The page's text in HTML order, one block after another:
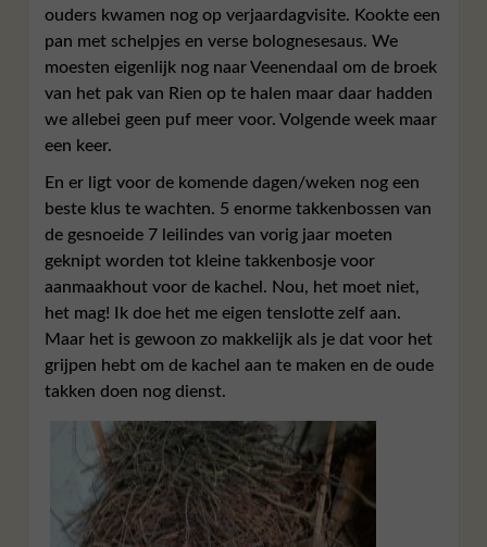
ouders kwamen nog op verjaardagvisite. Kookte een
pan met schelpjes en verse bolognesesaus. We
moesten eigenlijk nog naar Veenendaal om de broek
van het pak van Rien op te halen maar daar hadden
we allebei geen puf meer voor. Volgende week maar
een keer.
En er ligt voor de komende dagen/weken nog een
beste klus te wachten. 5 enorme takkenbossen van
de gesnoeide 7 leilindes van vorig jaar moeten
geknipt worden tot kleine takkenbosje voor
aanmaakhout voor de kachel. Nou, het moet niet,
het mag! Ik doe het me eigen tenslotte zelf aan.
Maar het is gewoon zo makkelijk als je dat voor het
grijpen hebt om de kachel aan te maken en de oude
takken doen nog dienst.